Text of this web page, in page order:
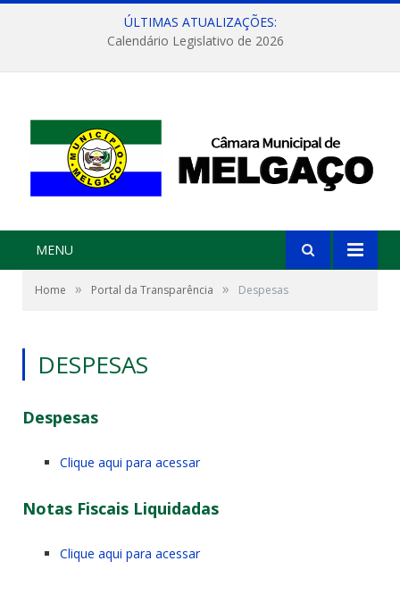
ÚLTIMAS ATUALIZAÇÕES:
Calendário Legislativo de 2026
MENU
Home » Portal da Transparência » Despesas
DESPESAS
Despesas
Clique aqui para acessar
Notas Fiscais Liquidadas
Clique aqui para acessar